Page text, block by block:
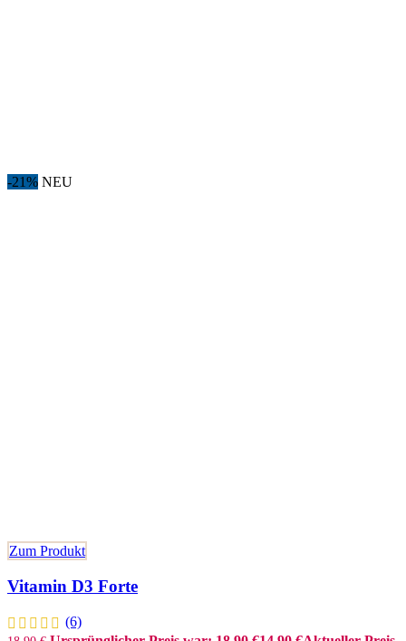
-21% NEU
Zum Produkt
Vitamin D3 Forte
(6)